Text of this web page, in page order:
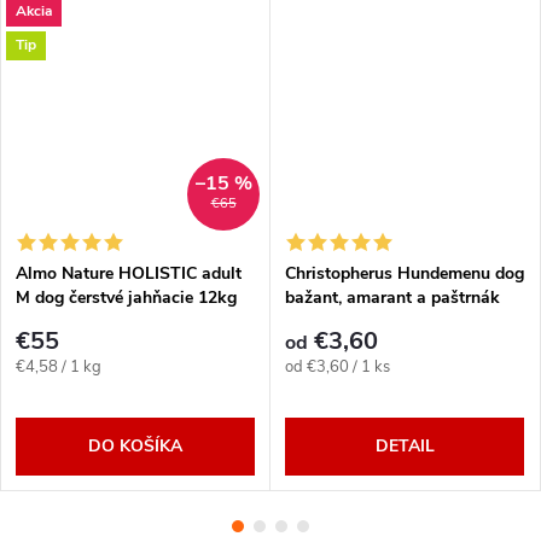
Akcia
Tip
€65
–15 %
Almo Nature HOLISTIC adult
M dog čerstvé jahňacie 12kg
€55
Jednotková
€4,58 / 1 kg
DO KOŠÍKA
Christopherus Hundemenu dog
bažant, amarant a paštrnák
od €3,60
Jednotková
od €3,60 / 1 ks
DETAIL